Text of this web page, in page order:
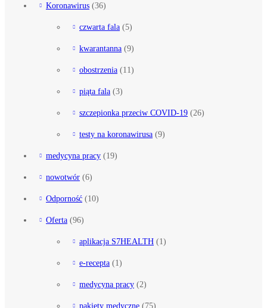
Koronawirus (36)
czwarta fala (5)
kwarantanna (9)
obostrzenia (11)
piąta fala (3)
szczepionka przeciw COVID-19 (26)
testy na koronawirusa (9)
medycyna pracy (19)
nowotwór (6)
Odporność (10)
Oferta (96)
aplikacja S7HEALTH (1)
e-recepta (1)
medycyna pracy (2)
pakiety medyczne (75)